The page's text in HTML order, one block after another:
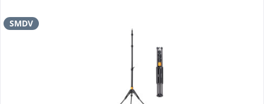
SMDV